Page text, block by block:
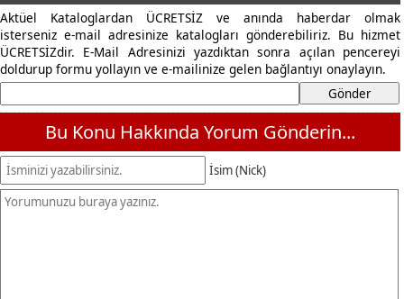
Aktüel Kataloglardan ÜCRETSİZ ve anında haberdar olmak
isterseniz e-mail adresinize katalogları gönderebiliriz. Bu hizmet
ÜCRETSİZdir. E-Mail Adresinizi yazdıktan sonra açılan pencereyi
doldurup formu yollayın ve e-mailinize gelen bağlantıyı onaylayın.
Bu Konu Hakkında Yorum Gönderin...
İsim (Nick)